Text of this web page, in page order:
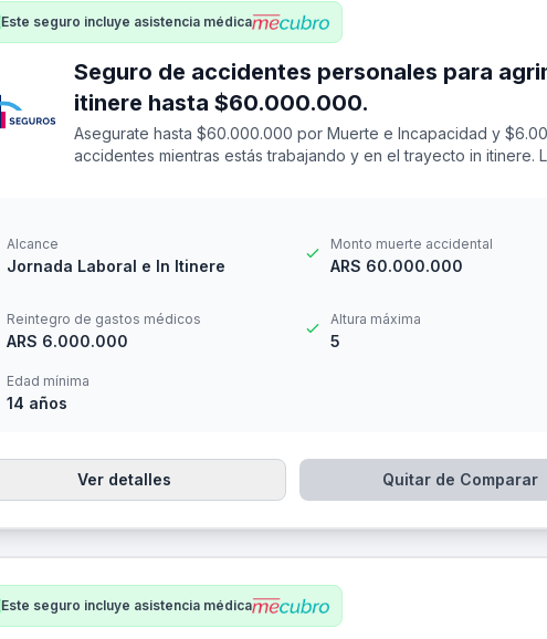
Este seguro incluye asistencia médica
Seguro de accidentes personales para agrimensor -
itinere hasta $60.000.000.
Asegurate hasta $60.000.000 por Muerte e Incapacidad y
accidentes mientras estás trabajando y en el trayecto in itinere.
Alcance
Jornada Laboral e In Itinere
Monto muerte accidental
ARS 60.000.000
Reintegro de gastos médicos
ARS 6.000.000
Altura máxima
5
Edad mínima
14 años
Ver detalles Quitar de Comparar
Este seguro incluye asistencia médica